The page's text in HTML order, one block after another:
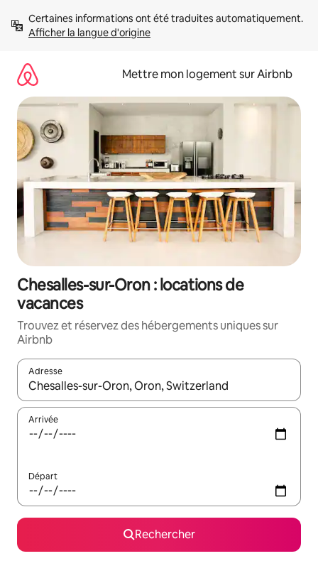
directement
Afficher la langue d'origine
Mettre mon logement sur Airbnb
Chesalles-sur-Oron : locations de
vacances
Trouvez et réservez des hébergements uniques sur
Airbnb
Adresse
Lorsque les résultats s'affichent, utilisez les flèches vers le
Arrivée
Départ
Rechercher